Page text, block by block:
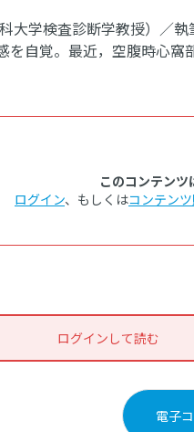
大学検査診断学教授）／
を自覚。最近，空腹時心
このコンテン
ログイン、もしくはコンテン
ログインして読む
電子